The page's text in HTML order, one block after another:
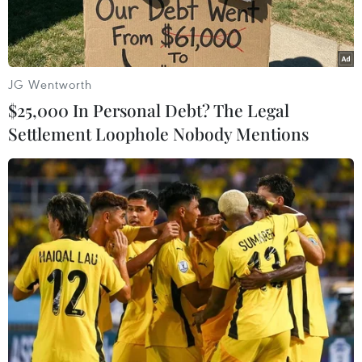
Hướng đi của cơn bão số 2, sáng 21/7. (Ảnh: TTXVN phát)
Theo Trung tâm Dự báo Khí tượng Thủy văn
Quốc gia, sáng 21/7, áp thấp nhiệt đới trên vùng
biển Hoàng Sa đã mạnh lên thành bão, cơn bão
số 2 năm 2024.
Lúc 7 giờ ngày 21/7, vị trí tâm bão số 2 ở vào
JG Wentworth
$25,000 In Personal Debt? The Legal
Settlement Loophole Nobody Mentions